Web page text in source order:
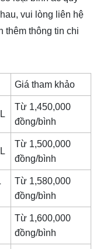
vui lòng liên hệ
thêm thông tin chi
Giá tham khảo
Từ 1,450,000
đồng/bình
Từ 1,500,000
đồng/bình
Từ 1,580,000
đồng/bình
Từ 1,600,000
đồng/bình